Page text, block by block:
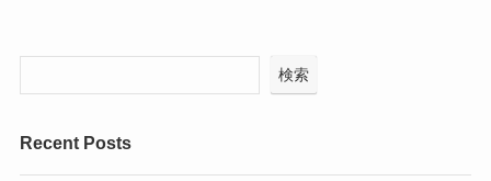
検索
Recent Posts